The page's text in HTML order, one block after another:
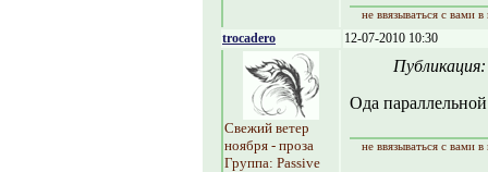
не ввязываться с вами
trocadero 12-07-2010 10:30
Свежий ветер
ноября - проза
Группа: Passive
Ода
не ввязываться с вами